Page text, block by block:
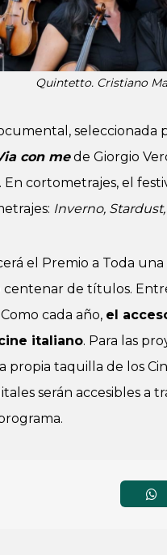
Quintetto. Cristiano
seleccionada
con mede Giorgio
En cortometrajes, el
Inverno,
el Premio a Toda
de títulos.
cada año, el
italiano. Para las
propia taquilla de los
serán accesibles a